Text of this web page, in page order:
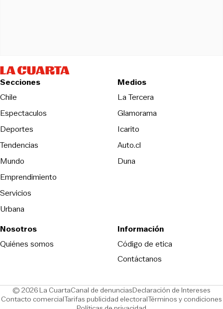
Secciones
Chile
Espectaculos
Deportes
Tendencias
Mundo
Emprendimiento
Servicios
Urbana
Medios
La TerceraOpens in new
Glamorama
Icarito
Auto.cl
DunaOpens in new window
Nosotros
Quiénes somos
Información
Código de eticaOpens in new
Contáctanos
© 2026 La CuartaCanal de denunciasOpens in new window
Declaración de Intereses
Contacto comercialOpens in new window
Tarifas publicidad electoralOpens in new window
Términos y condiciones